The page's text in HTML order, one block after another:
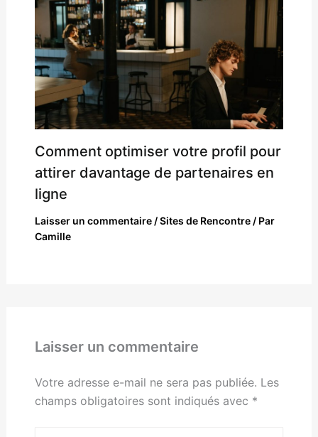
Comment optimiser votre profil pour
attirer davantage de partenaires en
ligne
Laisser un commentaire /Sites de Rencontre/ Par
Camille
Laisser un commentaire
Votre adresse e-mail ne sera pas publiée. Les
champs obligatoires sont indiqués avec *